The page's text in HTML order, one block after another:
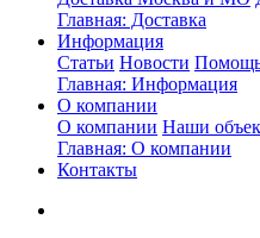
Главная: Доставка
Информация
Статьи Новости
Главная: Информация
О компании
О компании Наши
Главная: О компании
Контакты